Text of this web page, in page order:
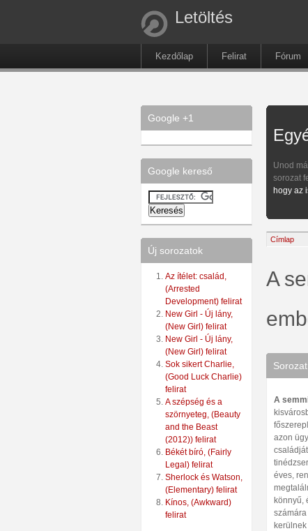
Letöltés
Kezdőlap Felirat Fórum
Google +1
Google kereső
Új sorozatok
Az ítélet: család,
(Arrested
Development) felirat
New Girl - Új lány,
(New Girl) felirat
New Girl - Új lány,
(New Girl) felirat
Sok sikert Charlie,
(Good Luck Charlie)
felirat
A szépség és a
szörnyeteg, (Beauty
and the Beast
(2012)) felirat
Békét bíró, (Fairly
Legal) felirat
Sherlock és Watson,
(Elementary) felirat
Kínos, (Awkward)
felirat
Unod
sorozat
hogy az
Címlap
A
A
azon
éves,
könnyű,